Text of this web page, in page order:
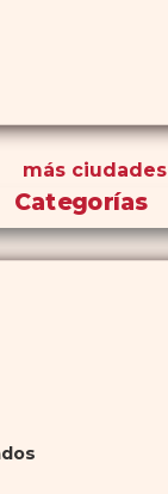
más ciudades
Categorías